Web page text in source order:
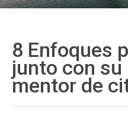
8 Enfoques
junto con su
mentor de